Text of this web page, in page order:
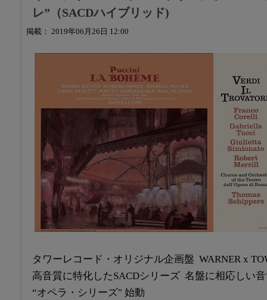
レ”（SACDハイブリッド)
掲載： 2019年06月26日 12:00
タワーレコード・オリジナル企画盤 WARNER x
高音質に特化したSACDシリーズ 名盤に相応しい
“オペラ・シリーズ" 始動